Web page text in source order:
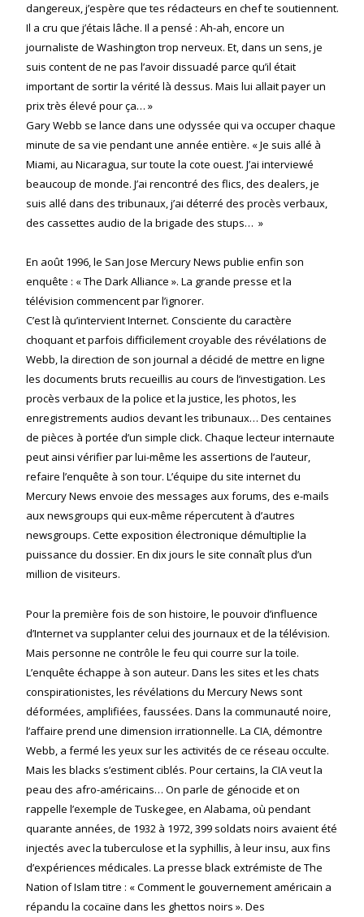
dangereux, j’espère que tes rédacteurs en chef te soutiennent.
Il a cru que j’étais lâche. Il a pensé : Ah-ah, encore un
journaliste de Washington trop nerveux. Et, dans un sens, je
suis content de ne pas l’avoir dissuadé parce qu’il était
important de sortir la vérité là dessus. Mais lui allait payer un
prix très élevé pour ça… »
Gary Webb se lance dans une odyssée qui va occuper chaque
minute de sa vie pendant une année entière. « Je suis allé à
Miami, au Nicaragua, sur toute la cote ouest. J’ai interviewé
beaucoup de monde. J’ai rencontré des flics, des dealers, je
suis allé dans des tribunaux, j’ai déterré des procès verbaux,
des cassettes audio de la brigade des stups… »
En août 1996, le San Jose Mercury News publie enfin son
enquête : « The Dark Alliance ». La grande presse et la
télévision commencent par l’ignorer.
C’est là qu’intervient Internet. Consciente du caractère
choquant et parfois difficilement croyable des révélations de
Webb, la direction de son journal a décidé de mettre en ligne
les documents bruts recueillis au cours de l’investigation. Les
procès verbaux de la police et la justice, les photos, les
enregistrements audios devant les tribunaux… Des centaines
de pièces à portée d’un simple click. Chaque lecteur internaute
peut ainsi vérifier par lui-même les assertions de l’auteur,
refaire l’enquête à son tour. L’équipe du site internet du
Mercury News envoie des messages aux forums, des e-mails
aux newsgroups qui eux-même répercutent à d’autres
newsgroups. Cette exposition électronique démultiplie la
puissance du dossier. En dix jours le site connaît plus d’un
million de visiteurs.
Pour la première fois de son histoire, le pouvoir d’influence
d’Internet va supplanter celui des journaux et de la télévision.
Mais personne ne contrôle le feu qui courre sur la toile.
L’enquête échappe à son auteur. Dans les sites et les chats
conspirationistes, les révélations du Mercury News sont
déformées, amplifiées, faussées. Dans la communauté noire,
l’affaire prend une dimension irrationnelle. La CIA, démontre
Webb, a fermé les yeux sur les activités de ce réseau occulte.
Mais les blacks s’estiment ciblés. Pour certains, la CIA veut la
peau des afro-américains… On parle de génocide et on
rappelle l’exemple de Tuskegee, en Alabama, où pendant
quarante années, de 1932 à 1972, 399 soldats noirs avaient été
injectés avec la tuberculose et la syphillis, à leur insu, aux fins
d’expériences médicales. La presse black extrémiste de The
Nation of Islam titre : « Comment le gouvernement américain a
répandu la cocaïne dans les ghettos noirs ». Des